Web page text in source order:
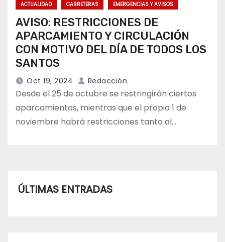
ACTUALIDAD CARRETERAS EMERGENCIAS Y AVISOS
AVISO: RESTRICCIONES DE
APARCAMIENTO Y CIRCULACIÓN
CON MOTIVO DEL DÍA DE TODOS LOS
SANTOS
Oct 19, 2024 Redacción
Desde el 25 de octubre se restringirán ciertos
aparcamientos, mientras que el propio 1 de
noviembre habrá restricciones tanto al…
ÚLTIMAS ENTRADAS